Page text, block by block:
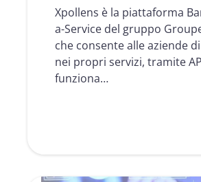
Xpollens è la piattaforma
a-Service del gruppo
che consente alle aziende
nei propri servizi, tramite
funziona…